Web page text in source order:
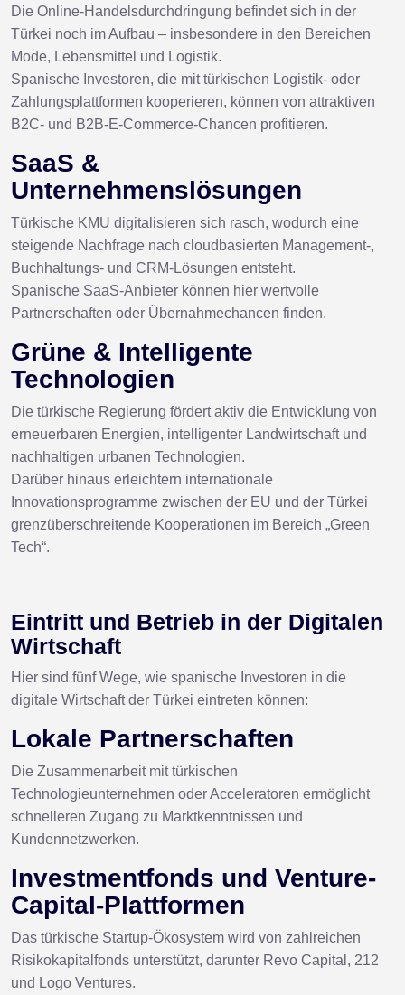
Die Online-Handelsdurchdringung befindet sich in der
Türkei noch im Aufbau – insbesondere in den Bereichen
Mode, Lebensmittel und Logistik.
Spanische Investoren, die mit türkischen Logistik- oder
Zahlungsplattformen kooperieren, können von attraktiven
B2C- und B2B-E-Commerce-Chancen profitieren.
SaaS &
Unternehmenslösungen
Türkische KMU digitalisieren sich rasch, wodurch eine
steigende Nachfrage nach cloudbasierten Management-,
Buchhaltungs- und CRM-Lösungen entsteht.
Spanische SaaS-Anbieter können hier wertvolle
Partnerschaften oder Übernahmechancen finden.
Grüne & Intelligente
Technologien
Die türkische Regierung fördert aktiv die Entwicklung von
erneuerbaren Energien, intelligenter Landwirtschaft und
nachhaltigen urbanen Technologien.
Darüber hinaus erleichtern internationale
Innovationsprogramme zwischen der EU und der Türkei
grenzüberschreitende Kooperationen im Bereich „Green
Tech“.
Eintritt und Betrieb in der Digitalen
Wirtschaft
Hier sind fünf Wege, wie spanische Investoren in die
digitale Wirtschaft der Türkei eintreten können:
Lokale Partnerschaften
Die Zusammenarbeit mit türkischen
Technologieunternehmen oder Acceleratoren ermöglicht
schnelleren Zugang zu Marktkenntnissen und
Kundennetzwerken.
Investmentfonds und Venture-
Capital-Plattformen
Das türkische Startup-Ökosystem wird von zahlreichen
Risikokapitalfonds unterstützt, darunter Revo Capital, 212
und Logo Ventures.